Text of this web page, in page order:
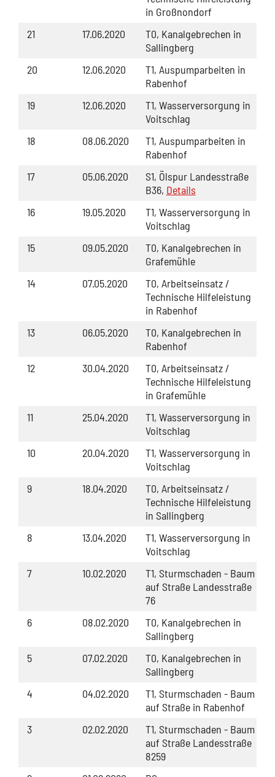
in Großnondorf
21
17.06.2020
T0, Kanalgebrechen in
Sallingberg
20
12.06.2020
T1, Auspumparbeiten in
Rabenhof
19
12.06.2020
T1, Wasserversorgung in
Voitschlag
18
08.06.2020
T1, Auspumparbeiten in
Rabenhof
17
05.06.2020
S1, Ölspur Landesstraße
B36, Details
16
19.05.2020
T1, Wasserversorgung in
Voitschlag
15
09.05.2020
T0, Kanalgebrechen in
Grafemühle
14
07.05.2020
T0, Arbeitseinsatz /
Technische Hilfeleistung
in Rabenhof
13
06.05.2020
T0, Kanalgebrechen in
Rabenhof
12
30.04.2020
T0, Arbeitseinsatz /
Technische Hilfeleistung
in Grafemühle
11
25.04.2020
T1, Wasserversorgung in
Voitschlag
10
20.04.2020
T1, Wasserversorgung in
Voitschlag
9
18.04.2020
T0, Arbeitseinsatz /
Technische Hilfeleistung
in Sallingberg
8
13.04.2020
T1, Wasserversorgung in
Voitschlag
7
10.02.2020
T1, Sturmschaden - Baum
auf Straße Landesstraße
76
6
08.02.2020
T0, Kanalgebrechen in
Sallingberg
5
07.02.2020
T0, Kanalgebrechen in
Sallingberg
4
04.02.2020
T1, Sturmschaden - Baum
auf Straße in Rabenhof
3
02.02.2020
T1, Sturmschaden - Baum
auf Straße Landesstraße
8259